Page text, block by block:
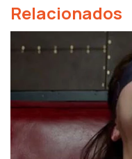
Relacionados